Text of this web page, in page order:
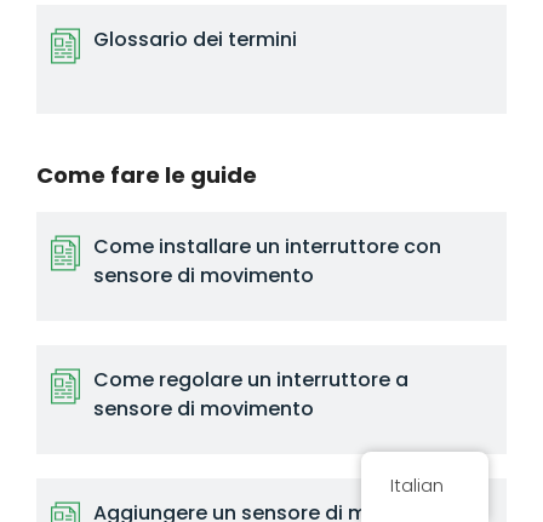
Glossario dei termini
Come fare le guide
Come installare un interruttore con
sensore di movimento
Come regolare un interruttore a
sensore di movimento
Aggiungere un sensore di movimento a
Italian